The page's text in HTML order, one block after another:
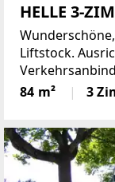
HELLE 3-
Liftstock.
Jalousien,
84 m² 3